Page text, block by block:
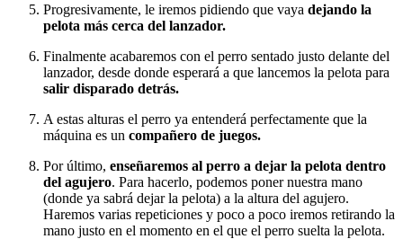
Progresivamente, le iremos pidiendo que vaya dejando la
pelota más cerca del lanzador.
Finalmente acabaremos con el perro sentado justo delante del
lanzador, desde donde esperará a que lancemos la pelota para
salir disparado detrás.
A estas alturas el perro ya entenderá perfectamente que la
máquina es un compañero de juegos.
Por último, enseñaremos al perro a dejar la pelota dentro
del agujero. Para hacerlo, podemos poner nuestra mano
(donde ya sabrá dejar la pelota) a la altura del agujero.
Haremos varias repeticiones y poco a poco iremos retirando la
mano justo en el momento en el que el perro suelta la pelota.